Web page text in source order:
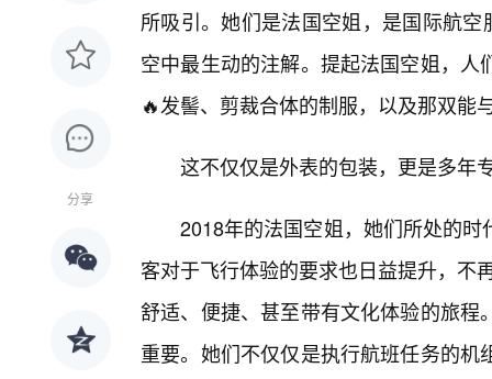
分享
所吸引。她们是法国空姐，是国际航
空中最生动的注解。提起法国空姐，
🔥发髻、剪裁合体的制服，以及那双能
这不仅仅是外表的包装，更是多年
2018年的法国空姐，她们所处的
客对于飞行体验的要求也日益提升，不
舒适、便捷、甚至带有文化体验的旅
重要。她们不仅仅是执行航班任务的